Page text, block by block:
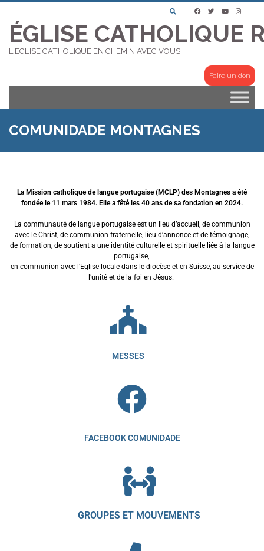
ÉGLISE CATHOLIQUE
L'EGLISE CATHOLIQUE EN CHEMIN AVEC VOUS
Faire un don
COMUNIDADE MONTAGNES
La Mission catholique de langue portugaise (MCLP)des Montagnes a été
fondée le 11 mars 1984. Elle a fêté les 40 ans de sa fondation en 2024.
La communauté de langue portugaise est un lieu d’accueil, de communion
avec le Christ, de communion fraternelle, lieu d’annonce et de témoignage,
de formation, de soutient a une identité culturelle et spirituelle liée à la langue
portugaise,
en communion avec l’Eglise locale dans le diocèse et en Suisse, au service de
l’unité et de la foi en Jésus.
MESSES
FACEBOOK COMUNIDADE
GROUPES ET MOUVEMENTS